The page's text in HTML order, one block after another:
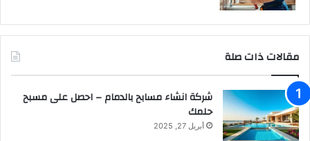
مقالات ذات صلة
شركة انشاء مسابح بالدمام – احصل على مسبح
حلمك
أبريل 27, 2025